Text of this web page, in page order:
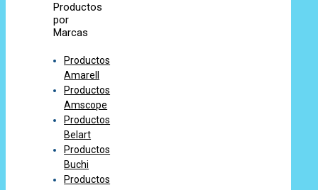
Productos
por
Marcas
Productos
Amarell
Productos
Amscope
Productos
Belart
Productos
Buchi
Productos